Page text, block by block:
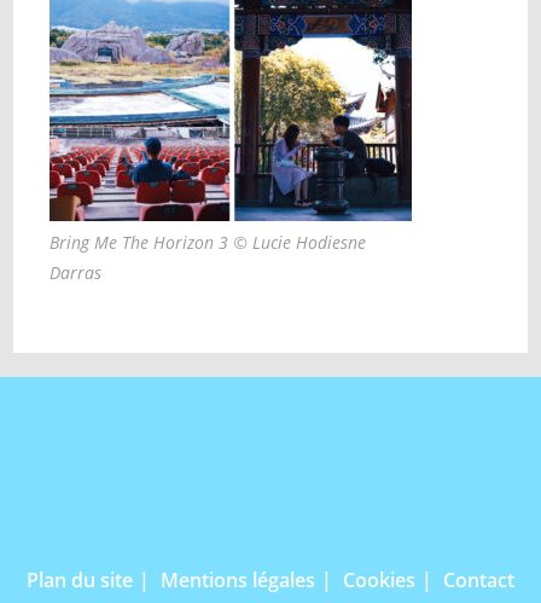
Bring Me The Horizon 3 © Lucie Hodiesne
Darras
Plan du site Mentions légales Cookies Contact